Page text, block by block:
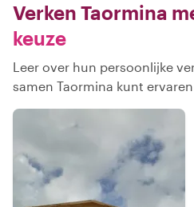
Verken Taormina
keuze
Leer over hun persoonlijke
samen Taormina kunt ervaren